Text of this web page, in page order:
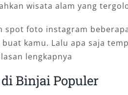
wisata alam yang
spot foto instagram
kamu. Lalu apa saja
lengkapnya
Binjai Populer